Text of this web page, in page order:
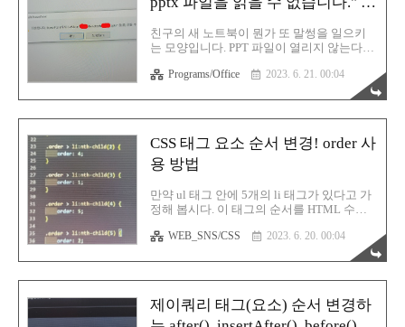
블루투스 4.2+저지연 코덱으로 연결되어 사
용되어집니다. 허나 저는 이 제품을 중고로
매우 저렴하게 구매하게 되었습니다. 타이밍
이 좋았다고 해야할까요? 참! 여담이지만 중
고거래는 직거래가 최고지만 타지역 경우라
면 힘들잖아요? 그럴때는 안전거래를 최우
선으로 고려해서 진행하시는..
친구의 새 노트북이 뭔가 또 말썽을 일으키
는 모양입니다. PPT 파일이 열리지 않는다는
시작했답니다. 잘 되다가 안 되는 이유는 뭐
대부분 사용자 부주의에 의한 파일 손상일
가능성이 큽니다. 또는 인터넷에서 이것 저
것 받다보면 발생할 수 있는 악성 애드웨어
같은 잡것들에 의한 레지스트리 손상도 주요
원인 중 하나입니다. 정확히 원인은 밝힐 수
없습니다. 사람이 감기에 걸렸는데 어떤 경
과 같습니다. 아무튼 결과가 이런 상황이므
로 지금은 문제를 해결하는것에만 총력을 기
클릭만 하면 이렇게 「죄송합니다」 라는 오
류창이 뜨면서 열리지 않는다는 것입니다.
그런데 파워포인트를 먼저 실행 후..
Programs/Office 2023. 6. 21. 00:04
CSS 태그 요소 순서 변경! order 사
용 방법
만약 ul 태그 안에 5개의 li 태그가 있다고 가
정해 봅시다. 이 태그의 순서를 HTML 수정
것을 알고 계십니까? 단지 CSS 조작 만으로
말입니다. 상당히 간단합니다. 우선 아래에
See the Pen CSS - order by rgy0409
(@rgy0409) on CodePen. HTML 태그 구조를
보시면 아시겠지만 분명 li 요소 안에 1번부
WEB_SNS/CSS 2023. 6. 20. 00:04
제이쿼리 태그(요소) 순서 변경하